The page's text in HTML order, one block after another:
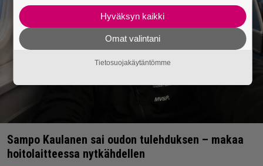
Sampo Kaulanen sai oudon tulehduksen – makaa
hoitolaitteessa nytkähdellen
Hyväksyn kaikki
Omat valintani
Tietosuojakäytäntömme